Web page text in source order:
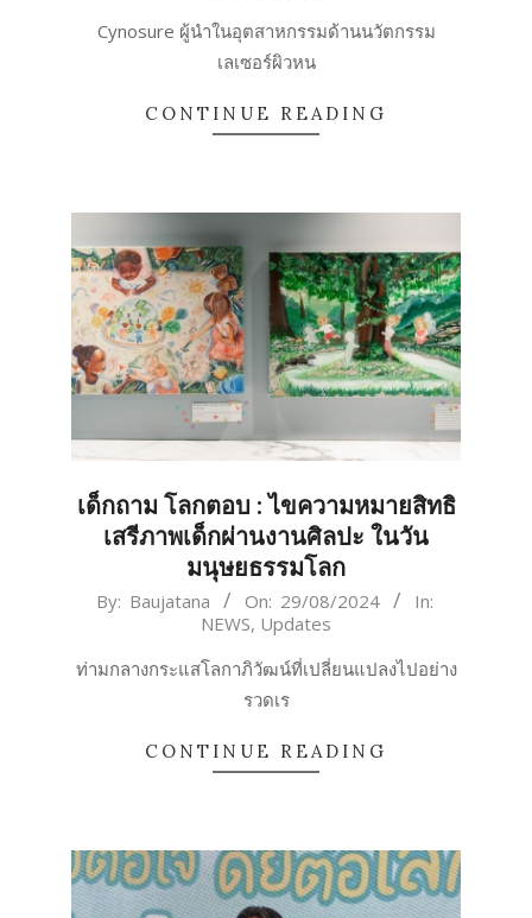
Cynosure ผู้นำในอุตสาหกรรมด้านนวัตกรรม
เลเซอร์ผิวหน
CONTINUE READING
เด็กถาม โลกตอบ : ไขความหมายสิทธิ
เสรีภาพเด็กผ่านงานศิลปะ ในวัน
มนุษยธรรมโลก
2024-
29
By: Baujatana On: 29/08/2024
In:
NEWS, Updates
ท่ามกลางกระแสโลกาภิวัฒน์ที่เปลี่ยนแปลงไปอย่าง
รวดเร
CONTINUE READING